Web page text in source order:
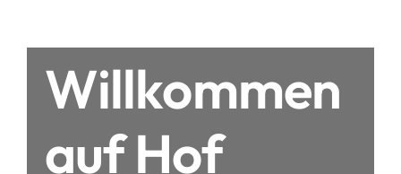
Willkommen
auf Hof